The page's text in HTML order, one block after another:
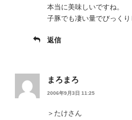
本当に美味しいですね。
子豚でも凄い量でびっくり
返信
まろまろ
2006年9月3日 11:25
＞たけさん